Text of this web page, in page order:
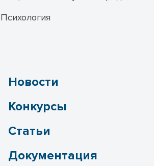
Психология
Новости
Конкурсы
Статьи
Документация